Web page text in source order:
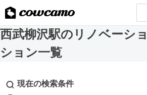
西武柳沢駅のリノベーシ
ション一覧
現在の検索条件